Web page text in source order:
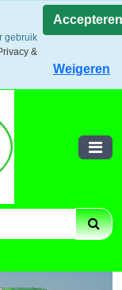
in europa / 14
/
gebruik
&
Accepteren
Weigeren